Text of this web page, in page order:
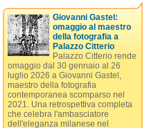
Giovanni Gastel:
omaggio al maestro
della fotografia a
Palazzo Citterio
Palazzo Citterio rende
omaggio dal 30 gennaio al 26
luglio 2026 a Giovanni Gastel,
maestro della fotografia
contemporanea scomparso nel
2021. Una retrospettiva completa
che celebra l'ambasciatore
dell'eleganza milanese nel